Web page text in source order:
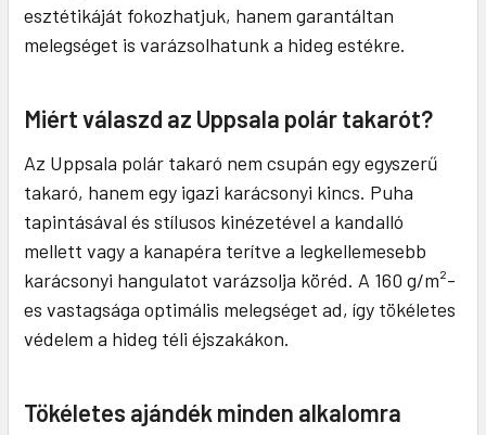
esztétikáját fokozhatjuk, hanem garantáltan
melegséget is varázsolhatunk a hideg estékre.
Miért válaszd az Uppsala polár takarót?
Az Uppsala polár takaró nem csupán egy egyszerű
takaró, hanem egy igazi karácsonyi kincs. Puha
tapintásával és stílusos kinézetével a kandalló
mellett vagy a kanapéra terítve a legkellemesebb
karácsonyi hangulatot varázsolja köréd. A 160 g/m²-
es vastagsága optimális melegséget ad, így tökéletes
védelem a hideg téli éjszakákon.
Tökéletes ajándék minden alkalomra